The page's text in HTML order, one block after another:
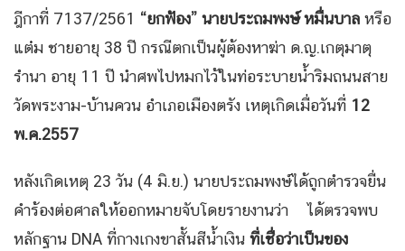
ฎีกาที่ 7137/2561 “ยกฟ้อง” นายประถมพงษ์ หมื่นบาล หรือ
แต๋ม ชายอายุ 38 ปี กรณีตกเป็นผู้ต้องหาฆ่า ด.ญ.เกตุมาตุ
รำนา อายุ 11 ปี นำศพไปหมกไว้ในท่อระบายน้ำริมถนนสาย
วัดพระงาม-บ้านควน อำเภอเมืองตรัง เหตุเกิดเมื่อวันที่ 12
พ.ค.2557
หลังเกิดเหตุ 23 วัน (4 มิ.ย.) นายประถมพงษ์ได้ถูกตำรวจยื่น
คำร้องต่อศาลให้ออกหมายจับโดยรายงานว่า ได้ตรวจพบ
หลักฐาน DNA ที่กางเกงขาสั้นสีน้ำเงิน ที่เชื่อว่าเป็นของ